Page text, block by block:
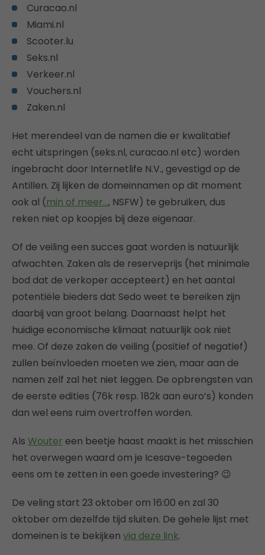
Curacao.nl
Miami.nl
Scooter.lu
Seks.nl
Verkeer.nl
Vouchers.nl
Zaken.nl
Het merendeel van de namen die er kwalitatief
echt uitspringen (seks.nl, curacao.nl etc) worden
ingebracht door Internetlife N.V., gevestigd op de
Antillen. Zij lijken de domeinnamen op dit moment
ook al (min of meer…, NSFW) te gebruiken, dus
reken niet op koopjes bij deze eigenaar.
Of de veiling een succes gaat worden is natuurlijk
afwachten. Zaken als de reserveprijs (het minimale
bod dat de verkoper accepteert) en het aantal
potentiële bieders dat Sedo weet te bereiken zijn
daarbij van groot belang. Daarnaast helpt het
huidige economische klimaat natuurlijk ook niet
mee. Of deze zaken de veiling (positief of negatief)
zullen beïnvloeden moeten we zien, maar aan de
namen zelf zal het niet leggen. De opbrengsten van
de eerste edities (76k resp. 182k aan euro’s) konden
dan wel eens ruim overtroffen worden.
Als Wouter een beetje haast maakt is het misschien
het overwegen waard om je Icesave-tegoeden
eens om te zetten in een goede investering? 😉
De veling start 23 oktober om 16:00 en zal 30
oktober om dezelfde tijd sluiten. De gehele lijst met
domeinen is te bekijken via deze link.